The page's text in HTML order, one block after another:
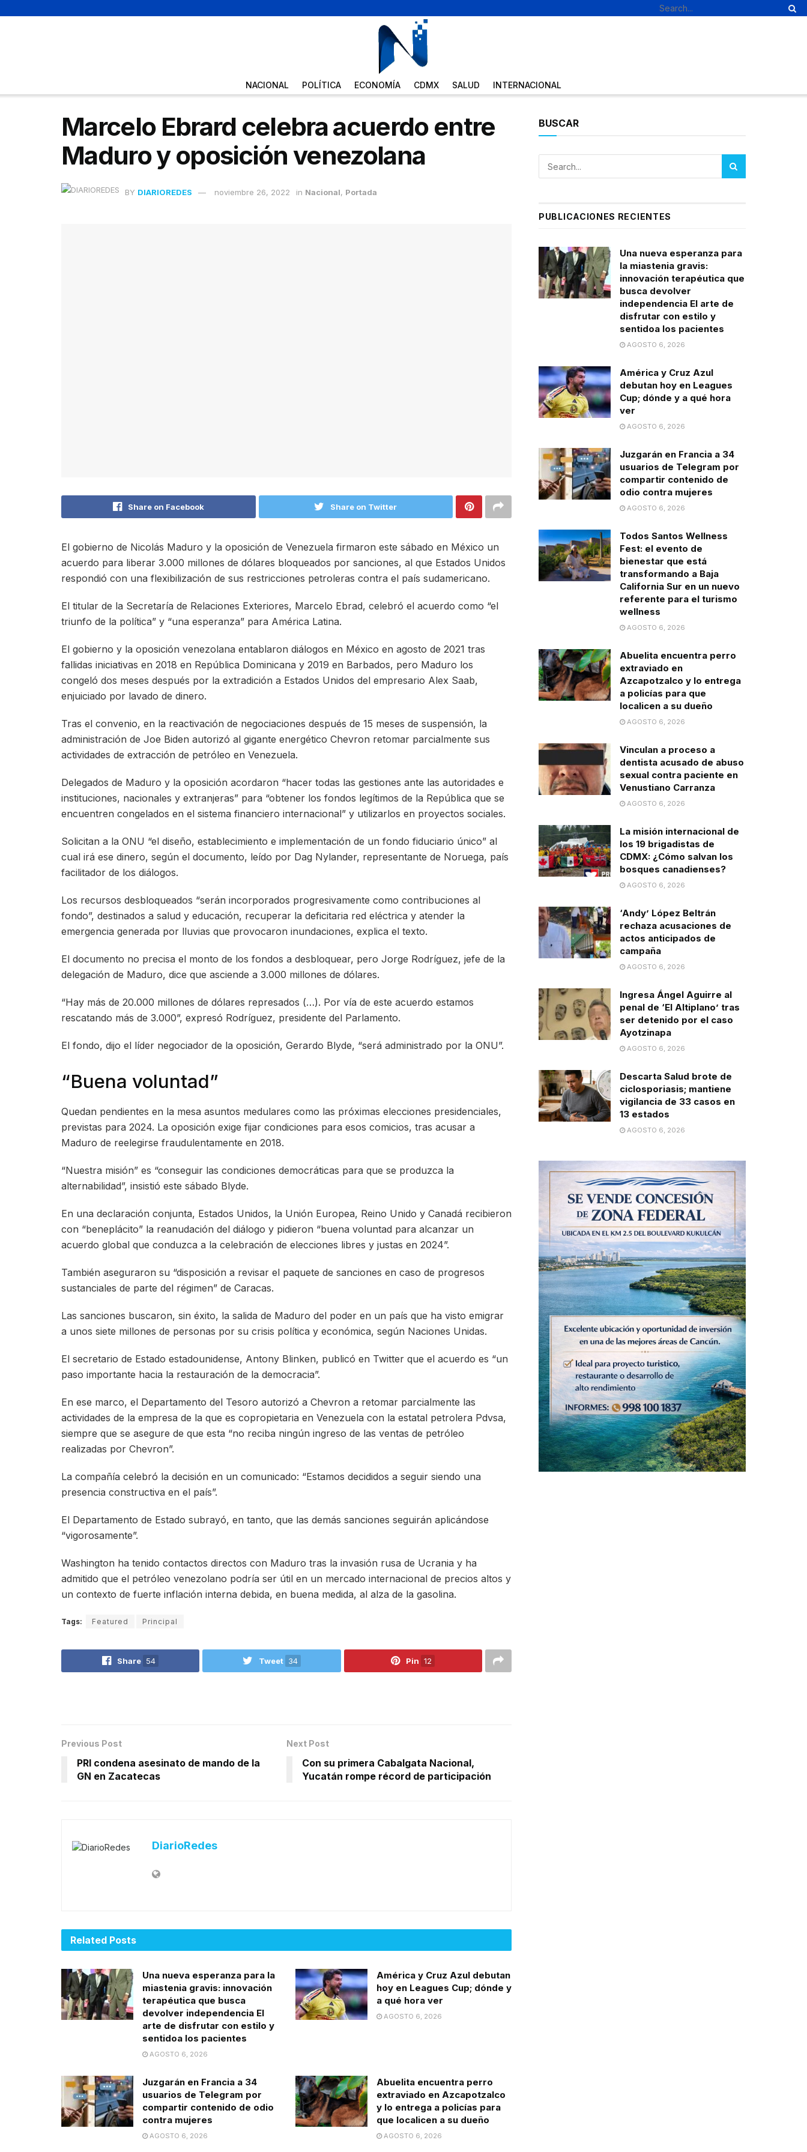
NACIONAL POLÍTICA ECONOMÍA CDMX SALUD INTERNACIONAL
Marcelo Ebrard celebra acuerdo entre
Maduro y oposición venezolana
BY DIARIOREDES noviembre 26, 2022 in Nacional, Portada
Share on Facebook Share on Twitter
El gobierno de Nicolás Maduro y la oposición de Venezuela firmaron este sábado en México un
acuerdo para liberar 3.000 millones de dólares bloqueados por sanciones, al que Estados Unidos
respondió con una flexibilización de sus restricciones petroleras contra el país sudamericano.
El titular de la Secretaría de Relaciones Exteriores, Marcelo Ebrad, celebró el acuerdo como “el
triunfo de la política” y “una esperanza” para América Latina.
El gobierno y la oposición venezolana entablaron diálogos en México en agosto de 2021 tras
fallidas iniciativas en 2018 en República Dominicana y 2019 en Barbados, pero Maduro los
congeló dos meses después por la extradición a Estados Unidos del empresario Alex Saab,
enjuiciado por lavado de dinero.
Tras el convenio, en la reactivación de negociaciones después de 15 meses de suspensión, la
administración de Joe Biden autorizó al gigante energético Chevron retomar parcialmente sus
actividades de extracción de petróleo en Venezuela.
Delegados de Maduro y la oposición acordaron “hacer todas las gestiones ante las autoridades e
instituciones, nacionales y extranjeras” para “obtener los fondos legítimos de la República que se
encuentren congelados en el sistema financiero internacional” y utilizarlos en proyectos sociales.
Solicitan a la ONU “el diseño, establecimiento e implementación de un fondo fiduciario único” al
cual irá ese dinero, según el documento, leído por Dag Nylander, representante de Noruega, país
facilitador de los diálogos.
Los recursos desbloqueados “serán incorporados progresivamente como contribuciones al
fondo”, destinados a salud y educación, recuperar la deficitaria red eléctrica y atender la
emergencia generada por lluvias que provocaron inundaciones, explica el texto.
El documento no precisa el monto de los fondos a desbloquear, pero Jorge Rodríguez, jefe de la
delegación de Maduro, dice que asciende a 3.000 millones de dólares.
“Hay más de 20.000 millones de dólares represados (…). Por vía de este acuerdo estamos
rescatando más de 3.000”, expresó Rodríguez, presidente del Parlamento.
El fondo, dijo el líder negociador de la oposición, Gerardo Blyde, “será administrado por la ONU”.
“Buena voluntad”
Quedan pendientes en la mesa asuntos medulares como las próximas elecciones presidenciales,
previstas para 2024. La oposición exige fijar condiciones para esos comicios, tras acusar a
Maduro de reelegirse fraudulentamente en 2018.
“Nuestra misión” es “conseguir las condiciones democráticas para que se produzca la
alternabilidad”, insistió este sábado Blyde.
En una declaración conjunta, Estados Unidos, la Unión Europea, Reino Unido y Canadá recibieron
con “beneplácito” la reanudación del diálogo y pidieron “buena voluntad para alcanzar un
acuerdo global que conduzca a la celebración de elecciones libres y justas en 2024”.
También aseguraron su “disposición a revisar el paquete de sanciones en caso de progresos
sustanciales de parte del régimen” de Caracas.
Las sanciones buscaron, sin éxito, la salida de Maduro del poder en un país que ha visto emigrar
a unos siete millones de personas por su crisis política y económica, según Naciones Unidas.
El secretario de Estado estadounidense, Antony Blinken, publicó en Twitter que el acuerdo es “un
paso importante hacia la restauración de la democracia”.
En ese marco, el Departamento del Tesoro autorizó a Chevron a retomar parcialmente las
actividades de la empresa de la que es copropietaria en Venezuela con la estatal petrolera Pdvsa,
siempre que se asegure de que esta “no reciba ningún ingreso de las ventas de petróleo
realizadas por Chevron”.
La compañía celebró la decisión en un comunicado: “Estamos decididos a seguir siendo una
presencia constructiva en el país”.
El Departamento de Estado subrayó, en tanto, que las demás sanciones seguirán aplicándose
“vigorosamente”.
Washington ha tenido contactos directos con Maduro tras la invasión rusa de Ucrania y ha
admitido que el petróleo venezolano podría ser útil en un mercado internacional de precios altos y
un contexto de fuerte inflación interna debida, en buena medida, al alza de la gasolina.
Tags: Featured Principal
Share 54 Tweet 34 Pin 12
Previous Post
PRI condena asesinato de mando de la
GN en Zacatecas
Next Post
Con su primera Cabalgata Nacional,
Yucatán rompe récord de participación
DiarioRedes
Related Posts
Una nueva esperanza para la
miastenia gravis: innovación
terapéutica que busca
devolver independencia El
arte de disfrutar con estilo y
sentidoa los pacientes
AGOSTO 6, 2026
América y Cruz Azul debutan
hoy en Leagues Cup; dónde y
a qué hora ver
AGOSTO 6, 2026
Juzgarán en Francia a 34
usuarios de Telegram por
compartir contenido de odio
contra mujeres
AGOSTO 6, 2026
Abuelita encuentra perro
extraviado en Azcapotzalco
y lo entrega a policías para
que localicen a su dueño
AGOSTO 6, 2026
BUSCAR
PUBLICACIONES RECIENTES
Una nueva esperanza para
la miastenia gravis:
innovación terapéutica que
busca devolver
independencia El arte de
disfrutar con estilo y
sentidoa los pacientes
AGOSTO 6, 2026
América y Cruz Azul
debutan hoy en Leagues
Cup; dónde y a qué hora
ver
AGOSTO 6, 2026
Juzgarán en Francia a 34
usuarios de Telegram por
compartir contenido de
odio contra mujeres
AGOSTO 6, 2026
Todos Santos Wellness
Fest: el evento de
bienestar que está
transformando a Baja
California Sur en un nuevo
referente para el turismo
wellness
AGOSTO 6, 2026
Abuelita encuentra perro
extraviado en
Azcapotzalco y lo entrega
a policías para que
localicen a su dueño
AGOSTO 6, 2026
Vinculan a proceso a
dentista acusado de abuso
sexual contra paciente en
Venustiano Carranza
AGOSTO 6, 2026
La misión internacional de
los 19 brigadistas de
CDMX: ¿Cómo salvan los
bosques canadienses?
AGOSTO 6, 2026
‘Andy’ López Beltrán
rechaza acusaciones de
actos anticipados de
campaña
AGOSTO 6, 2026
Ingresa Ángel Aguirre al
penal de ‘El Altiplano’ tras
ser detenido por el caso
Ayotzinapa
AGOSTO 6, 2026
Descarta Salud brote de
ciclosporiasis; mantiene
vigilancia de 33 casos en
13 estados
AGOSTO 6, 2026